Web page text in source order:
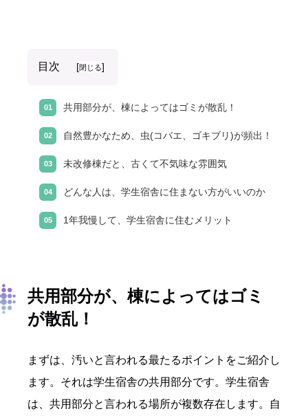
目次 [閉じる]
共用部分が、棟によってはゴミが散乱！
自然豊かなため、虫(コバエ、ゴキブリ)が頻出！
未改修棟だと、古くて不気味な雰囲気
どんな人は、学生宿舎に住まない方がいいのか
1年我慢して、学生宿舎に住むメリット
共用部分が、棟によってはゴミ
が散乱！
まずは、汚いと言われる最たるポイントをご紹介し
ます。それは学生宿舎の共用部分です。学生宿舎
は、共用部分と言われる場所が複数存在します。自